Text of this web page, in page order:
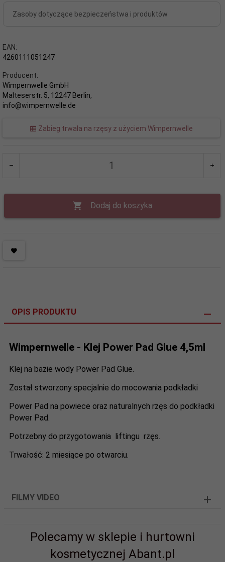
Zasoby dotyczące bezpieczeństwa i produktów
EAN:
4260111051247
Producent:
Wimpernwelle GmbH
Malteserstr. 5, 12247 Berlin,
info@wimpernwelle.de
Zabieg trwała na rzęsy z użyciem Wimpernwelle
Dodaj do koszyka
OPIS PRODUKTU
Wimpernwelle - Klej Power Pad Glue 4,5ml
Klej na bazie wody Power Pad Glue.
Został stworzony specjalnie do mocowania podkładki
Power Pad na powiece oraz naturalnych rzęs do podkładki
Power Pad.
Potrzebny do przygotowania liftingu rzęs.
Trwałość: 2 miesiące po otwarciu.
FILMY VIDEO
Polecamy w sklepie i hurtowni
kosmetycznej Abant.pl